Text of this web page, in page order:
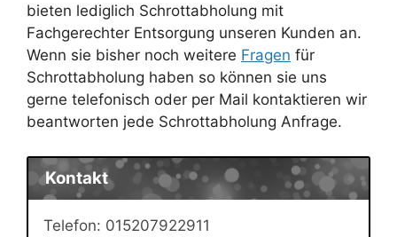
bieten lediglich Schrottabholung mit
Fachgerechter Entsorgung unseren Kunden an.
Wenn sie bisher noch weitere Fragen für
Schrottabholung haben so können sie uns
gerne telefonisch oder per Mail kontaktieren wir
beantworten jede Schrottabholung Anfrage.
Kontakt
Telefon: 015207922911